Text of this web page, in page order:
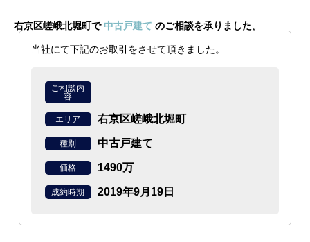
右京区嵯峨北堀町で 中古戸建て のご相談を承りました。
当社にて下記のお取引をさせて頂きました。
ご相談内
容
エリア 右京区嵯峨北堀町
種別 中古戸建て
価格 1490万
成約時期 2019年9月19日